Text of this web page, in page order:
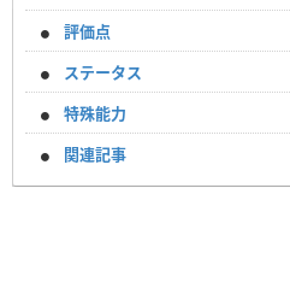
評価点
ステータス
特殊能力
関連記事